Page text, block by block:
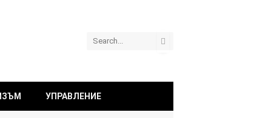
УПРАВЛЕНИЕ